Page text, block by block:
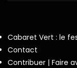
Cabaret Vert : le
Contact
Contribuer | Faire